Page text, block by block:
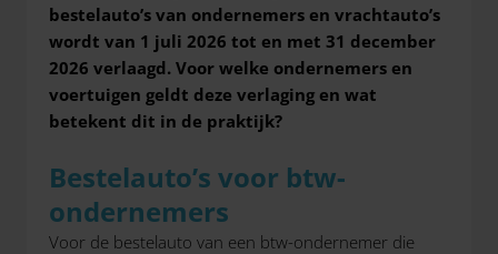
bestelauto’s van ondernemers en vrachtauto’s
wordt van 1 juli 2026 tot en met 31 december
2026 verlaagd. Voor welke ondernemers en
voertuigen geldt deze verlaging en wat
betekent dit in de praktijk?
Bestelauto’s voor btw-
ondernemers
Voor de bestelauto van een btw-ondernemer die